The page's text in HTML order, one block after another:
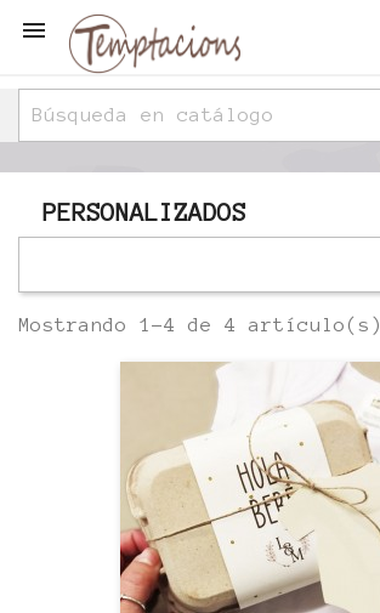

PERSONALIZADOS
Mostrando 1-4 de 4 artículo(s)